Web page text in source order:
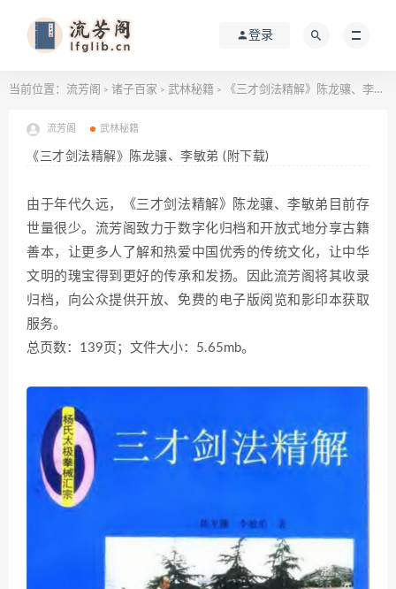
登录
当前位置： 流芳阁 > 诸子百家 > 武林秘籍 > 《三才剑法精解》陈龙骧、李敏弟 (附下载)
流芳阁 武林秘籍
《三才剑法精解》陈龙骧、李敏弟 (附下载)
由于年代久远，《三才剑法精解》陈龙骧、李敏弟目前存
世量很少。流芳阁致力于数字化归档和开放式地分享古籍
善本，让更多人了解和热爱中国优秀的传统文化，让中华
文明的瑰宝得到更好的传承和发扬。因此流芳阁将其收录
归档，向公众提供开放、免费的电子版阅览和影印本获取
服务。
总页数：139页；文件大小：5.65mb。